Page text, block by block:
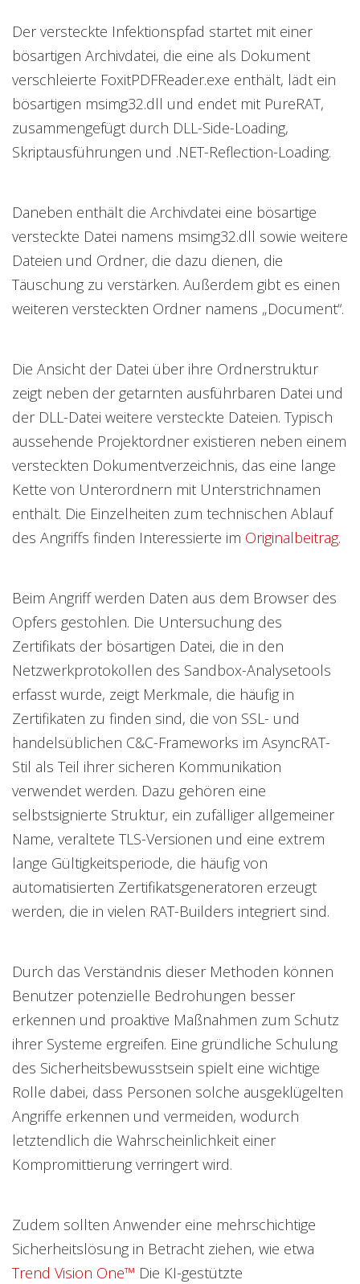
Der versteckte Infektionspfad startet mit einer
bösartigen Archivdatei, die eine als Dokument
verschleierte FoxitPDFReader.exe enthält, lädt ein
bösartigen msimg32.dll und endet mit PureRAT,
zusammengefügt durch DLL-Side-Loading,
Skriptausführungen und .NET-Reflection-Loading.
Daneben enthält die Archivdatei eine bösartige
versteckte Datei namens msimg32.dll sowie weitere
Dateien und Ordner, die dazu dienen, die
Täuschung zu verstärken. Außerdem gibt es einen
weiteren versteckten Ordner namens „Document“.
Die Ansicht der Datei über ihre Ordnerstruktur
zeigt neben der getarnten ausführbaren Datei und
der DLL-Datei weitere versteckte Dateien. Typisch
aussehende Projektordner existieren neben einem
versteckten Dokumentverzeichnis, das eine lange
Kette von Unterordnern mit Unterstrichnamen
enthält. Die Einzelheiten zum technischen Ablauf
des Angriffs finden Interessierte im Originalbeitrag.
Beim Angriff werden Daten aus dem Browser des
Opfers gestohlen. Die Untersuchung des
Zertifikats der bösartigen Datei, die in den
Netzwerkprotokollen des Sandbox-Analysetools
erfasst wurde, zeigt Merkmale, die häufig in
Zertifikaten zu finden sind, die von SSL- und
handelsüblichen C&C-Frameworks im AsyncRAT-
Stil als Teil ihrer sicheren Kommunikation
verwendet werden. Dazu gehören eine
selbstsignierte Struktur, ein zufälliger allgemeiner
Name, veraltete TLS-Versionen und eine extrem
lange Gültigkeitsperiode, die häufig von
automatisierten Zertifikatsgeneratoren erzeugt
werden, die in vielen RAT-Builders integriert sind.
Durch das Verständnis dieser Methoden können
Benutzer potenzielle Bedrohungen besser
erkennen und proaktive Maßnahmen zum Schutz
ihrer Systeme ergreifen. Eine gründliche Schulung
des Sicherheitsbewusstsein spielt eine wichtige
Rolle dabei, dass Personen solche ausgeklügelten
Angriffe erkennen und vermeiden, wodurch
letztendlich die Wahrscheinlichkeit einer
Kompromittierung verringert wird.
Zudem sollten Anwender eine mehrschichtige
Sicherheitslösung in Betracht ziehen, wie etwa
Trend Vision One™ Die KI-gestützte